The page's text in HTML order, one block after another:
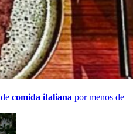
de comida italiana por menos de